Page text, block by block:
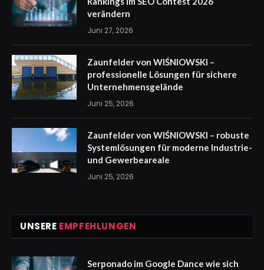
verändern
Juni 27, 2026
Zaunfelder von WIŚNIOWSKI –
professionelle Lösungen für sichere
Unternehmensgelände
Juni 25, 2026
Zaunfelder von WIŚNIOWSKI – robuste
Systemlösungen für moderne Industrie-
und Gewerbeareale
Juni 25, 2026
UNSERE EMPFEHLUNGEN
Serponado im Google Dance wie sich